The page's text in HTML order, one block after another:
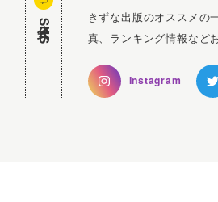
公式SNS
きずな出版のオススメの
真、ランキング情報など
Instagram